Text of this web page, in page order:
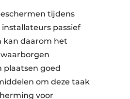
tijdens
passief
kan daarom het
plaatsen goed
om deze taak
voor